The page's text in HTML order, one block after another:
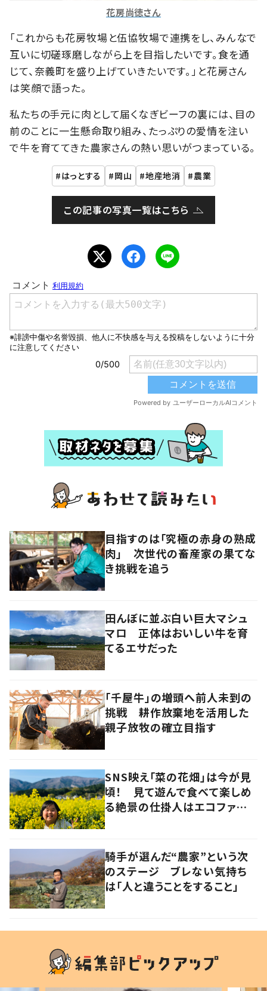
花房尚徳さん
「これからも花房牧場と伍協牧場で連携をし、みんなで
互いに切磋琢磨しながら上を目指したいです。食を通
じて、奈義町を盛り上げていきたいです。」と花房さん
は笑顔で語った。
私たちの手元に肉として届くなぎビーフの裏には、目の
前のことに一生懸命取り組み、たっぷりの愛情を注い
で牛を育ててきた農家さんの熱い思いがつまっている。
はっとする 岡山 地産地消 農業
この記事の写真一覧はこちら
目指すのは「究極の赤身の熟成
肉」 次世代の畜産家の果てな
き挑戦を追う
田んぼに並ぶ白い巨大マシュ
マロ 正体はおいしい牛を育
てるエサだった
「千屋牛」の増頭へ前人未到の
挑戦 耕作放棄地を活用した
親子放牧の確立目指す
SNS映え「菜の花畑」は今が見
頃！ 見て遊んで食べて楽しめ
る絶景の仕掛人はエコファーマ
騎手が選んだ“農家”という次
のステージ ブレない気持ち
は「人と違うことをすること」